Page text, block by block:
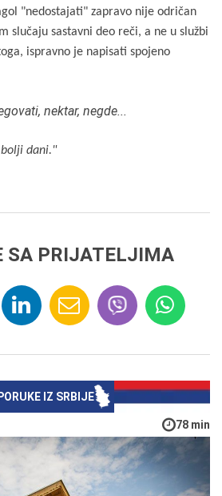
"nedostajati" zapravo nije odričan
slučaju sastavni deo reči, a ne u službi
ispravno je napisati spojeno
nektar, negde...
dani."
SA PRIJATELJIMA
IZ SRBIJE
78 min